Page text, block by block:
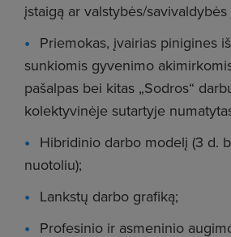
įstaigą ar valstybės/savivaldybės
Priemokas, įvairias pinigines
sunkiomis gyvenimo
pašalpas bei kitas „Sodros“
kolektyvinėje sutartyje
Hibridinio darbo modelį (3 d.
nuotoliu);
Lankstų darbo grafiką;
Profesinio ir asmeninio